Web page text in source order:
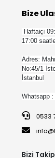
Bize
Haftaiçi
17:00
Adres:
No:45/1
İstanbul
Whatsapp
0533
Bizi